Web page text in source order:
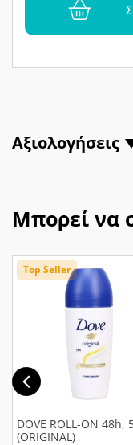
Αξιολογήσεις
Μπορεί να
Top Seller
DOVE ROLL-ON 48h,
(ORIGINAL)